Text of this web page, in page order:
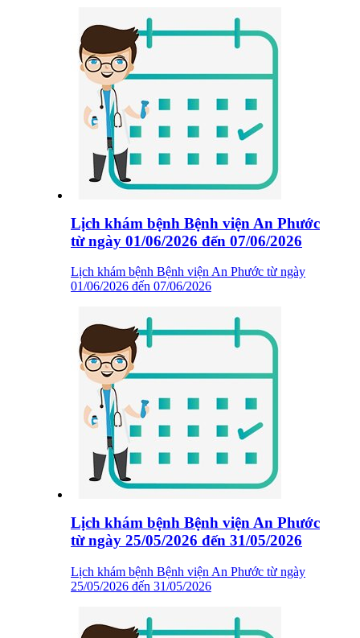
Lịch khám bệnh Bệnh viện An Phước
từ ngày 01/06/2026 đến 07/06/2026
Lịch khám bệnh Bệnh viện An Phước từ ngày
01/06/2026 đến 07/06/2026
Lịch khám bệnh Bệnh viện An Phước
từ ngày 25/05/2026 đến 31/05/2026
Lịch khám bệnh Bệnh viện An Phước từ ngày
25/05/2026 đến 31/05/2026